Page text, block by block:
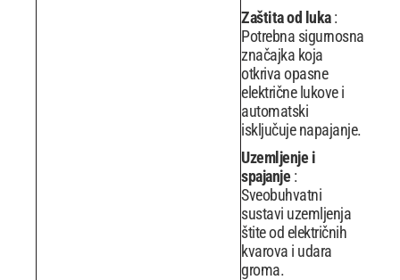
Zaštita od luka:
Potrebna sigurnosna
značajka koja
otkriva opasne
električne lukove i
automatski
isključuje napajanje.
Uzemljenje i
spajanje :
Sveobuhvatni
sustavi uzemljenja
štite od električnih
kvarova i udara
groma.